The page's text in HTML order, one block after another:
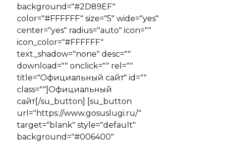
background="#2D89EF"
color="#FFFFFF" size="5" wide="yes"
center="yes" radius="auto" icon=""
icon_color="#FFFFFF"
text_shadow="none" desc=""
download="" onclick="" rel=""
title="Официальный сайт" id=""
class=""]Официальный
сайт[/su_button] [su_button
url="https://www.gosuslugi.ru/"
target="blank" style="default"
background="#006400"